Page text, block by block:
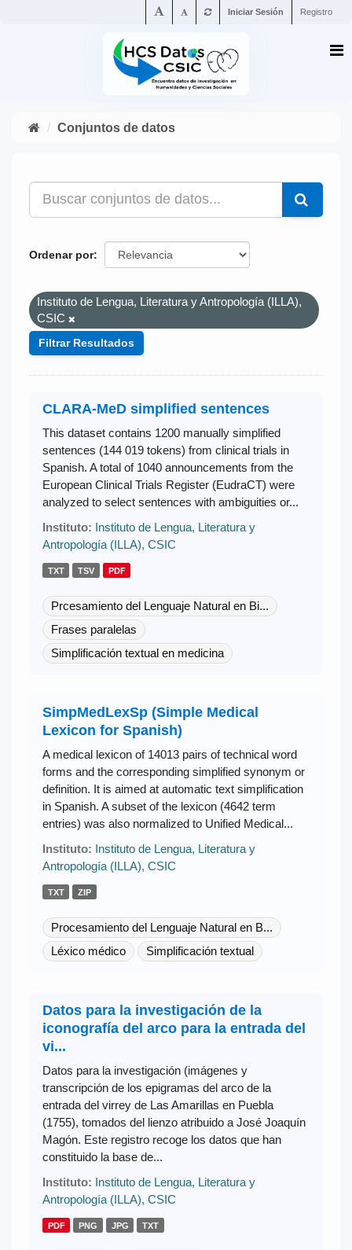
Iniciar Sesión Registro
Conjuntos de datos
Ordenar por
Instituto de Lengua, Literatura y Antropología (ILLA),
CSIC
Filtrar Resultados
CLARA-MeD simplified sentences
This dataset contains 1200 manually simplified
sentences (144 019 tokens) from clinical trials in
Spanish. A total of 1040 announcements from the
European Clinical Trials Register (EudraCT) were
analyzed to select sentences with ambiguities or...
Instituto: Instituto de Lengua, Literatura y
Antropología (ILLA), CSIC
TXT TSV PDF
Prcesamiento del Lenguaje Natural en Bi...
Frases paralelas
Simplificación textual en medicina
SimpMedLexSp (Simple Medical
Lexicon for Spanish)
A medical lexicon of 14013 pairs of technical word
forms and the corresponding simplified synonym or
definition. It is aimed at automatic text simplification
in Spanish. A subset of the lexicon (4642 term
entries) was also normalized to Unified Medical...
Instituto: Instituto de Lengua, Literatura y
Antropología (ILLA), CSIC
TXT ZIP
Procesamiento del Lenguaje Natural en B...
Léxico médico
Simplificación textual
Datos para la investigación de la
iconografía del arco para la entrada del
vi...
Datos para la investigación (imágenes y
transcripción de los epigramas del arco de la
entrada del virrey de Las Amarillas en Puebla
(1755), tomados del lienzo atribuido a José Joaquín
Magón. Este registro recoge los datos que han
constituido la base de...
Instituto: Instituto de Lengua, Literatura y
Antropología (ILLA), CSIC
PDF PNG JPG TXT